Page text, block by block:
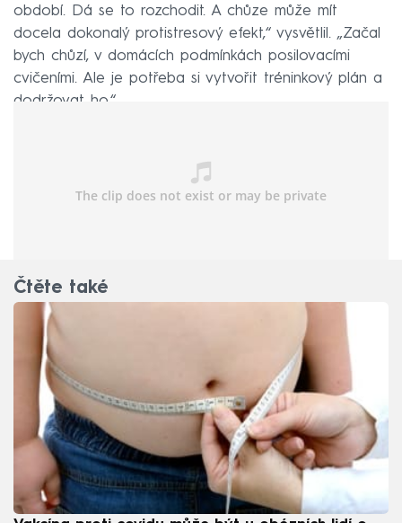
období. Dá se to rozchodit. A chůze může mít
docela dokonalý protistresový efekt,“ vysvětlil. „Začal
bych chůzí, v domácích podmínkách posilovacími
cvičeními. Ale je potřeba si vytvořit tréninkový plán a
dodržovat ho.“
Čtěte také